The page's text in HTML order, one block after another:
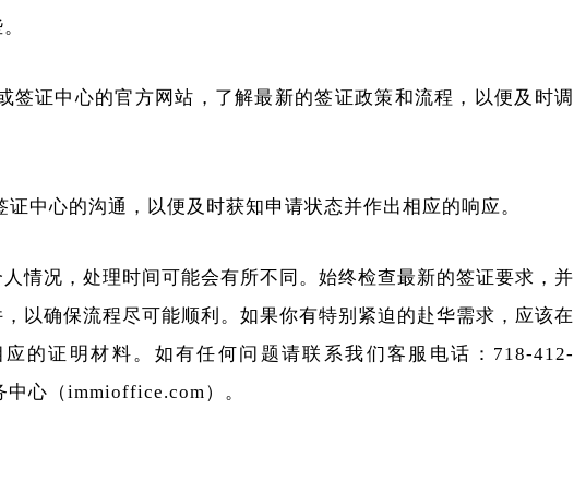
签证中心的官方网站，了解最新的签证政策和流程，以便及时调
中心的沟通，以便及时获知申请状态并作出相应的响应。
情况，处理时间可能会有所不同。始终检查最新的签证要求，并
以确保流程尽可能顺利。如果你有特别紧迫的赴华需求，应该在
的证明材料。如有任何问题请联系我们客服电话：718-412-
心（immioffice.com）。